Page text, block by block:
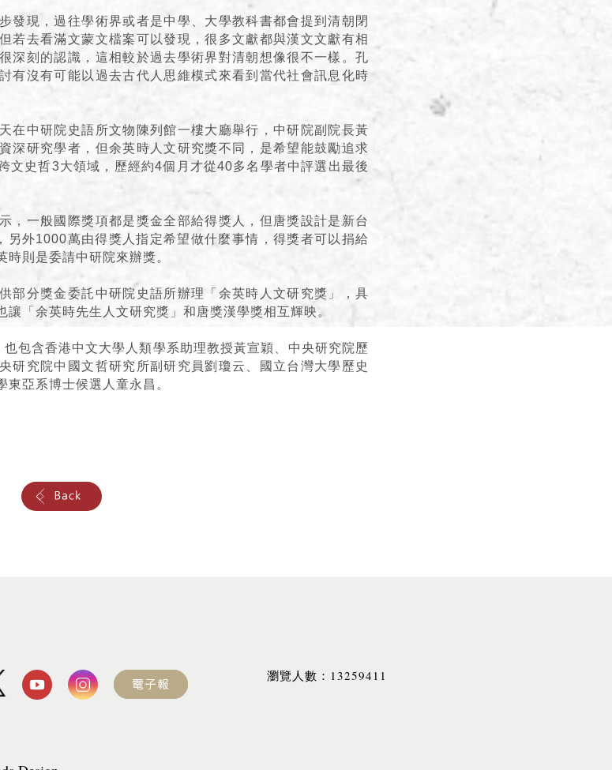
發現，過往學術界或者是中學、大學教科書都會提到清朝閉
若去看滿文蒙文檔案可以發現，很多文獻都與漢文文獻有相
深刻的認識，這相較於過去學術界對清朝想像很不一樣。孔
有沒有可能以過去古代人思維模式來看到當代社會訊息化時
在中研院史語所文物陳列館一樓大廳舉行，中研院副院長黃
深研究學者，但余英時人文研究獎不同，是希望能鼓勵追求
文史哲3大領域，歷經約4個月才從40多名學者中評選出最後
，一般國際獎項都是獎金全部給得獎人，但唐獎設計是新台
外1000萬由得獎人指定希望做什麼事情，得獎者可以捐給
則是委請中研院來辦獎。
部分獎金委託中研院史語所辦理「余英時人文研究獎」，具
「余英時先生人文研究獎」和唐獎漢學獎相互輝映。
包含香港中文大學人類學系助理教授黃宣穎、中央研究院歷
研究院中國文哲研究所副研究員劉瓊云、國立台灣大學歷史
亞系博士候選人童永昌。
瀏覽人數： 13259411